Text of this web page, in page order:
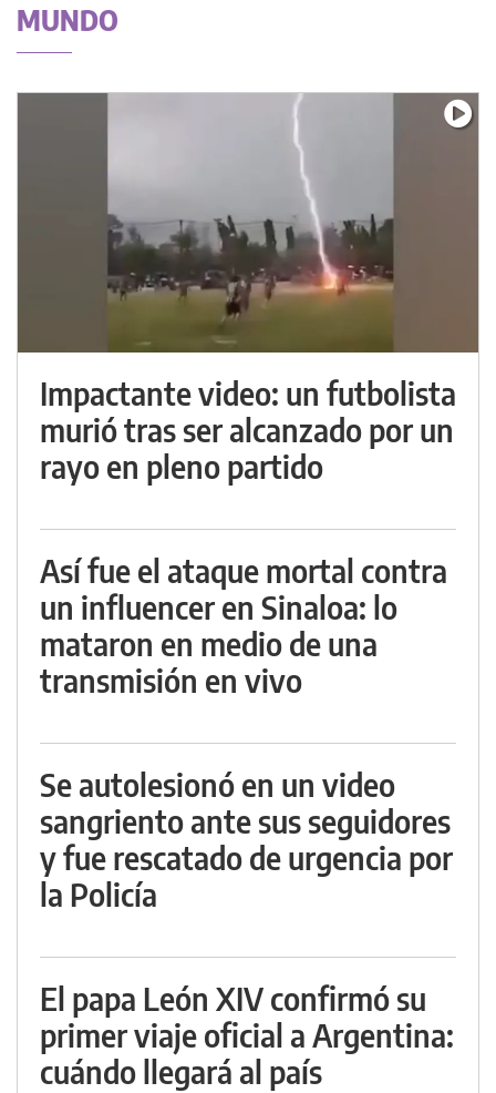
MUNDO
Impactante video: un futbolista
murió tras ser alcanzado por un
rayo en pleno partido
Así fue el ataque mortal contra
un influencer en Sinaloa: lo
mataron en medio de una
transmisión en vivo
Se autolesionó en un video
sangriento ante sus seguidores
y fue rescatado de urgencia por
la Policía
El papa León XIV confirmó su
primer viaje oficial a Argentina:
cuándo llegará al país